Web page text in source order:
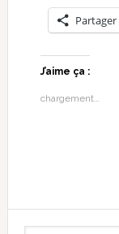
Partager
J’aime ça :
chargement…